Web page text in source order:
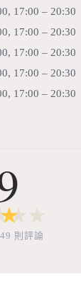
17:00 – 20:30
17:00 – 20:30
17:00 – 20:30
17:00 – 20:30
17:00 – 20:30
★
★ ★
★
則評論